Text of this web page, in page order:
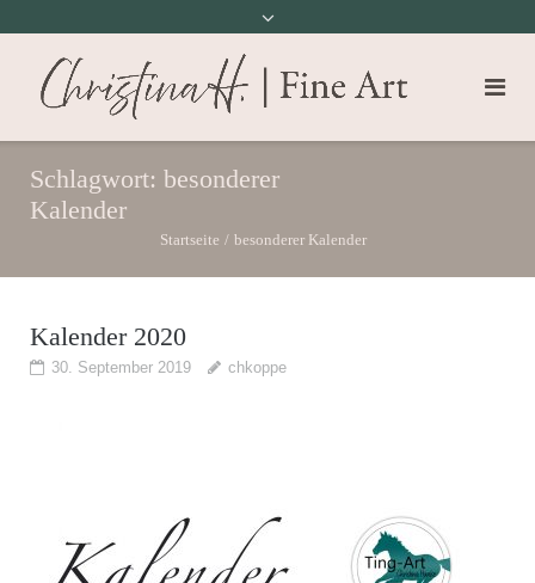
Schlagwort: besonderer
Kalender
Startseite / besonderer Kalender
Kalender 2020
30. September 2019 chkoppe